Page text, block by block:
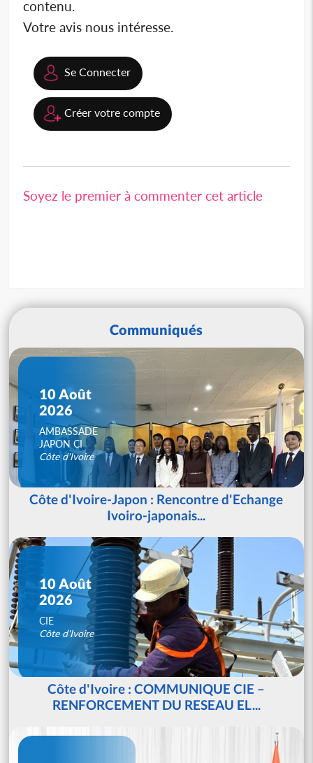
contenu.
Votre avis nous intéresse.
Se Connecter
Créer votre compte
Soyez le premier à commenter cet article
Communiqués
10 Août
2026
AMBASSADE
JAPON CI
Côte d'Ivoire
Côte d'Ivoire-Japon : Rencontre d'Echange
Ivoiro-japonais...
10 Août
2026
CIE
Côte d'Ivoire
Côte d'Ivoire : COMMUNIQUE CIE –
RENFORCEMENT DU RESEAU EL...